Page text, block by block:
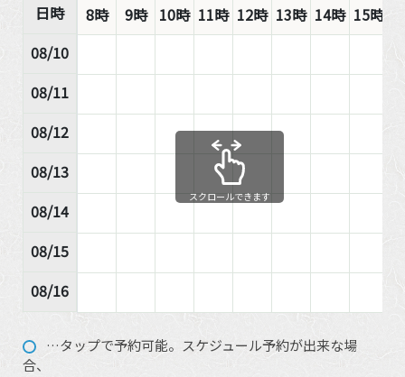
日時
08/10
08/11
08/12
08/13
08/14
08/15
08/16
8時 9時 10時 11時 12時 13時 14時 15時
スクロールできます
…タップで予約可能。スケジュール予約が出来な場
合、